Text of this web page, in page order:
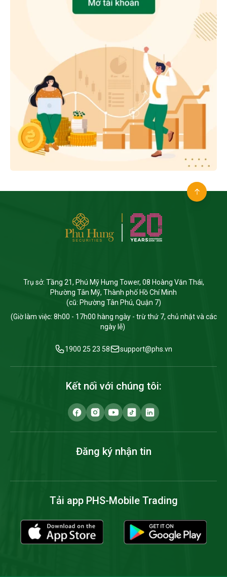
Trụ sở: Tầng 21, Phú Mỹ Hưng Tower, 08 Hoàng Văn Thái,
Phường Tân Mỹ, Thành phố Hồ Chí Minh
(cũ: Phường Tân Phú, Quận 7)
(Giờ làm việc: 8h00 - 17h00 hàng ngày - trừ thứ 7, chủ nhật và các
ngày lễ)
1900 25 23 58 support@phs.vn
Kết nối với chúng tôi:
Đăng ký nhận tin
Tải app PHS-Mobile Trading